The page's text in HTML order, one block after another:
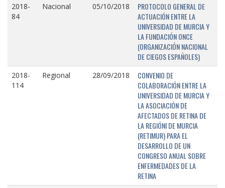
2018-
84
Nacional 05/10/2018
PROTOCOLO GENERAL DE
ACTUACIÓN ENTRE LA
UNIVERSIDAD DE MURCIA Y
LA FUNDACIÓN ONCE
(ORGANIZACIÓN NACIONAL
DE CIEGOS ESPAÑOLES)
2018-
114
Regional 28/09/2018
CONVENIO DE
COLABORACIÓN ENTRE LA
UNIVERSIDAD DE MURCIA Y
LA ASOCIACIÓN DE
AFECTADOS DE RETINA DE
LA REGIÓNI DE MURCIA
(RETIMUR) PARA EL
DESARROLLO DE UN
CONGRESO ANUAL SOBRE
ENFERMEDADES DE LA
RETINA